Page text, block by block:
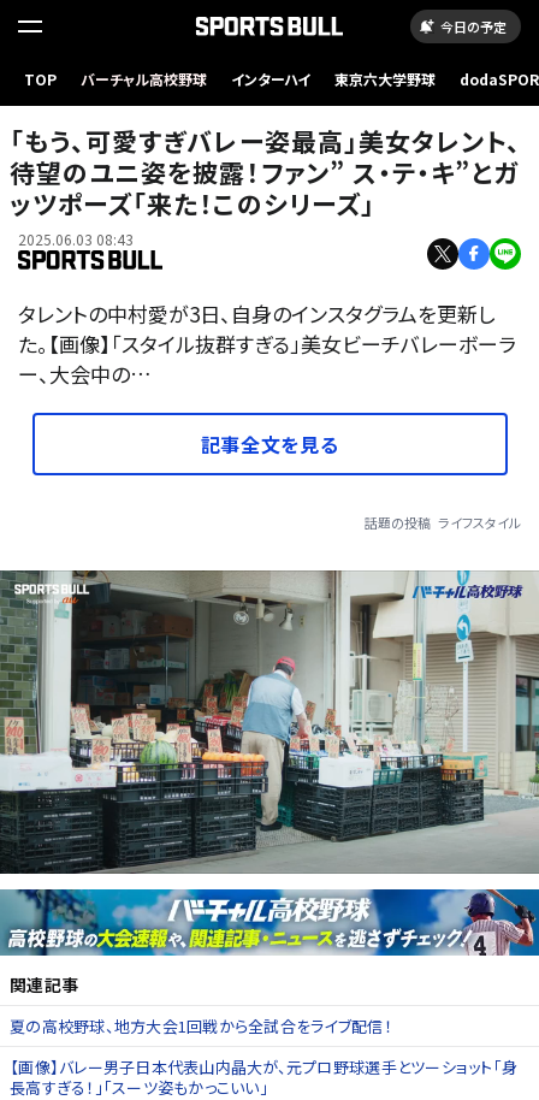
今日の予定
TOP バーチャル高校野球 インターハイ 東京六大学野球
「もう、可愛すぎバレー姿最高」美女タレント、
待望のユニ姿を披露！ファン” ス・テ・キ”とガ
ッツポーズ「来た！このシリーズ」
2025.06.03 08:43
タレントの中村愛が3日、自身のインスタグラムを更新し
た。【画像】「スタイル抜群すぎる」美女ビーチバレーボーラ
ー、大会中の…
記事全文を見る
話題の投稿 ライフスタイル
関連記事
夏の高校野球、地方大会1回戦から全試合をライブ配信！
【画像】バレー男子日本代表山内晶大が、元プロ野球選手とツーショット「身
長高すぎる！」「スーツ姿もかっこいい」